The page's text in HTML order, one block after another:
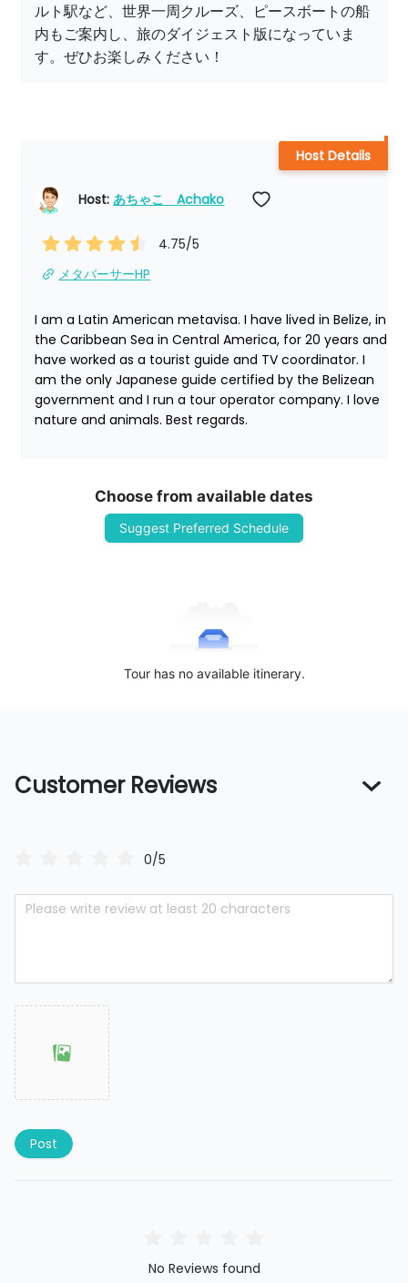
ルト駅など、世界一周クルーズ、ピースボートの船
内もご案内し、旅のダイジェスト版になっていま
す。ぜひお楽しみください！
Host: あちゃこ　Achako
4.75/5
メタバーサーHP
I am a Latin American metavisa. I have lived in Belize, in
the Caribbean Sea in Central America, for 20 years and
have worked as a tourist guide and TV coordinator. I
am the only Japanese guide certified by the Belizean
government and I run a tour operator company. I love
nature and animals. Best regards.
Host Details
Choose from available dates
Suggest Preferred Schedule
Tour has no available itinerary.
Customer Reviews
0/5
Post
No Reviews found